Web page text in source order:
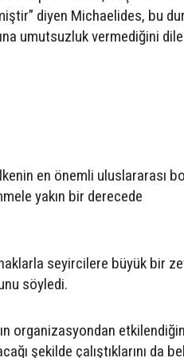
diyen Michaelides, bu
umutsuzluk vermediğini
en önemli uluslararası
yakın bir derecede
seyircilere büyük bir
söyledi.
organizasyondan
şekilde çalıştıklarını da